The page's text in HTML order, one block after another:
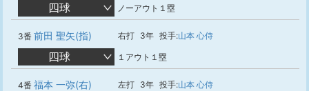
四球 ノーアウト１塁
3番 前田 聖矢(指) 右打 3年 投手:山本 心侍
四球 １アウト１塁
4番 福本 一弥(右) 左打 3年 投手:山本 心侍